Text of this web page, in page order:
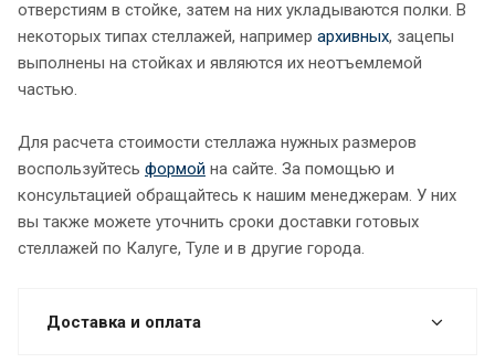
отверстиям в стойке, затем на них укладываются полки. В
некоторых типах стеллажей, например архивных, зацепы
выполнены на стойках и являются их неотъемлемой
частью.
Для расчета стоимости стеллажа нужных размеров
воспользуйтесь формой на сайте. За помощью и
консультацией обращайтесь к нашим менеджерам. У них
вы также можете уточнить сроки доставки готовых
стеллажей по Калуге, Туле и в другие города.
Доставка и оплата